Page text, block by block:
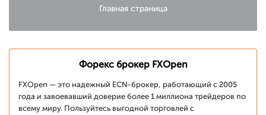
Главная страница
Форекс брокер FXOpen
FXOpen — это надежный ECN-брокер, работающий с 2005
года и завоевавший доверие более 1 миллиона трейдеров по
всему миру. Пользуйтесь выгодной торговлей с